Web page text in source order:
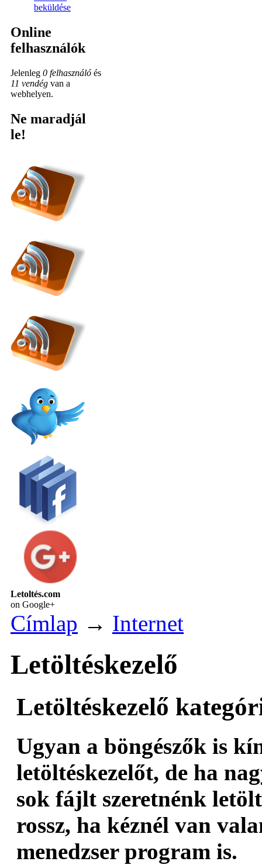
beküldése
Online
felhasználók
Jelenleg 0 felhasználó és
11 vendég van a
webhelyen.
Ne maradjál
le!
Letoltés.com
on Google+
Címlap → Internet
Letöltéskezelő
Letöltéskezelő
Ugyan a böngészők is
letöltéskezelőt, de ha
sok fájlt szeretnénk
rossz, ha kéznél van
menedzser program is.